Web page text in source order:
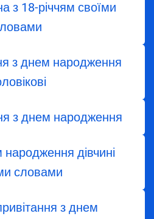
з 18-річчям своїми
з днем народження
з днем народження
​​народження дівчині
словами
з днем